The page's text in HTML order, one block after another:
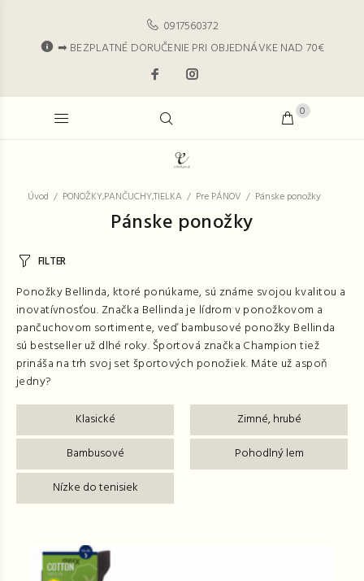
0917560372
➡ BEZPLATNÉ DORUČENIE PRI OBJEDNÁVKE NAD 70€
0
Úvod PONOŽKY,PANČUCHY,TIELKA Pre PÁNOV Pánske ponožky
Pánske ponožky
FILTER
Ponožky Bellinda, ktoré ponúkame, sú známe svojou kvalitou a
inovatívnosťou. Značka Bellinda je lídrom v ponožkovom a
pančuchovom sortimente, veď bambusové ponožky Bellinda
sú bestseller už dlhé roky. Športová značka Champion tiež
prináša na trh svoj set športových ponožiek. Máte už aspoň
jedny?
Klasické
Zimné, hrubé
Bambusové
Pohodlný lem
Nízke do tenisiek